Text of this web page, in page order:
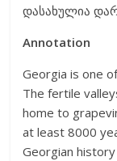
დასახულია
Annotation
Georgia is one
The fertile
home to
at least 8000
Georgian